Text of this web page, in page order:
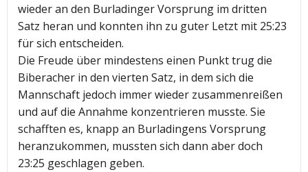
wieder an den Burladinger Vorsprung im dritten
Satz heran und konnten ihn zu guter Letzt mit 25:23
für sich entscheiden.
Die Freude über mindestens einen Punkt trug die
Biberacher in den vierten Satz, in dem sich die
Mannschaft jedoch immer wieder zusammenreißen
und auf die Annahme konzentrieren musste. Sie
schafften es, knapp an Burladingens Vorsprung
heranzukommen, mussten sich dann aber doch
23:25 geschlagen geben.